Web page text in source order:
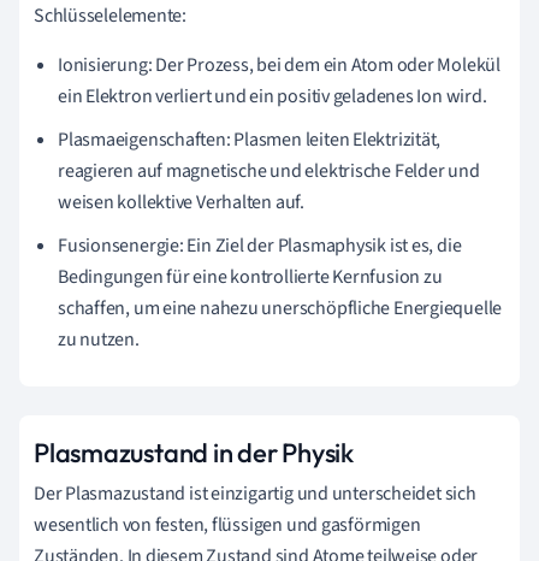
Schlüsselelemente:
Ionisierung: Der Prozess, bei dem ein Atom oder Molekül
ein Elektron verliert und ein positiv geladenes Ion wird.
Plasmaeigenschaften: Plasmen leiten Elektrizität,
reagieren auf magnetische und elektrische Felder und
weisen kollektive Verhalten auf.
Fusionsenergie: Ein Ziel der Plasmaphysik ist es, die
Bedingungen für eine kontrollierte Kernfusion zu
schaffen, um eine nahezu unerschöpfliche Energiequelle
zu nutzen.
Plasmazustand in der Physik
Der Plasmazustand ist einzigartig und unterscheidet sich
wesentlich von festen, flüssigen und gasförmigen
Zuständen. In diesem Zustand sind Atome teilweise oder